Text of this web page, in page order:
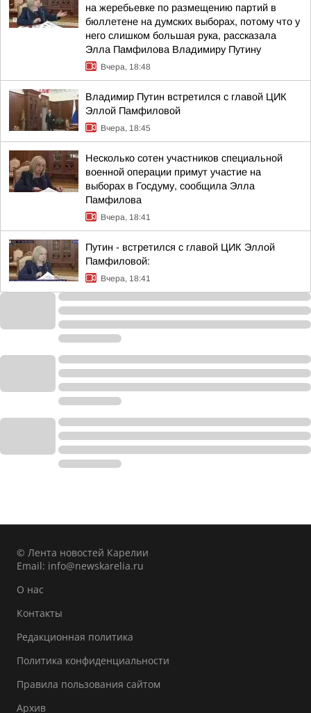
на жеребьевке по размещению партий в
бюллетене на думских выборах, потому что у
него слишком большая рука, рассказала
Элла Памфилова Владимиру Путину
Вчера, 18:48
Владимир Путин встретился с главой ЦИК
Эллой Памфиловой
Вчера, 18:45
Несколько сотен участников специальной
военной операции примут участие на
выборах в Госдуму, сообщила Элла
Памфилова
Вчера, 18:41
Путин - встретился с главой ЦИК Эллой
Памфиловой:
Вчера, 18:41
© Лента новостей Карелии
Email: info@newskarelia.ru
О нас
Контакты
Редакционная политика
Политика конфиденциальности
Правила пользования сайтом
Архив